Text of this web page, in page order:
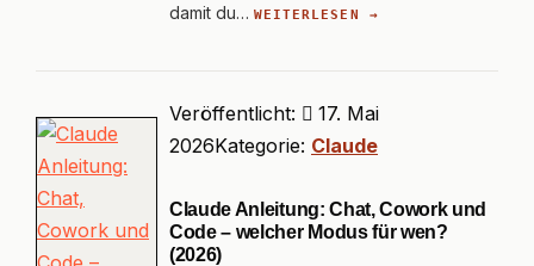
damit du… WEITERLESEN →
Veröffentlicht:
17. Mai
2026Kategorie: Claude
Claude Anleitung: Chat, Cowork und
Code – welcher Modus für wen?
(2026)